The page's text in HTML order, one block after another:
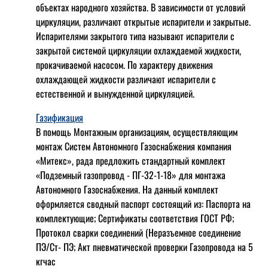
объектах народного хозяйства. В зависимости от условий
циркуляции, различают открытые испарители и закрытые.
Испарителями закрытого типа называют испарители с
закрытой системой циркуляции охлаждаемой жидкости,
прокачиваемой насосом. По характеру движения
охлаждающей жидкости различают испарители с
естественной и вынужденной циркуляцией.
Газификация
В помощь Монтажным организациям, осуществляющим
монтаж Систем Автономного Газоснабжения компания
«Митекс», рада предложить стандартный комплект
«Подземный газопровод - ПГ-32-1-18» для монтажа
Автономного Газоснабжения. На данный комплект
оформляется сводный паспорт состоящий из: Паспорта на
комплектующие;Сертификаты соответствия ГОСТ РФ;
Протокол сварки соединений (Неразъемное соединение
ПЭ/Ст- ПЭ;Акт пневматической проверки Газопровода на 5
кгчас